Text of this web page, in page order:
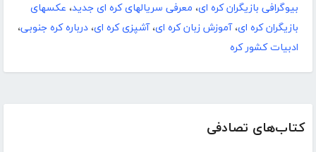
کتاب‌های تصادفی
بیوگرافی بازیگران کره ای، معرفی سریالهای کره ای جدید، عکسهای
بازیگران کره ای،آموزش زبان کره ای،آشپزی کره ای، درباره کره جنوبی،
ادبیات کشور کره